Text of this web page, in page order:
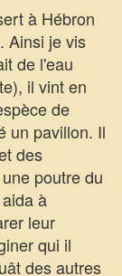
à Hébron
Ainsi je vis
de l'eau
il vint en
de
un pavillon. Il
des
poutre du
à
leur
qui il
des autres